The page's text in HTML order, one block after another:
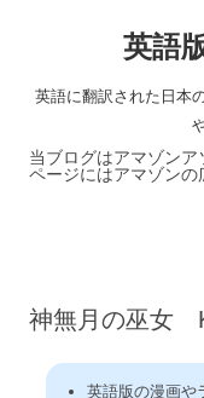
英語
英語に翻訳された日本
当ブログはアマゾン
ページにはアマゾン
神無月の巫女
英語版の漫画や